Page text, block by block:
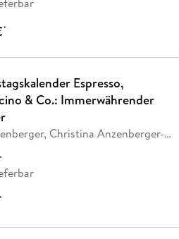
*
Espresso,
& Co.: Immerwährender
Christina Anzenberger-
*